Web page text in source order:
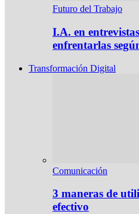
Futuro del Trabajo
I.A. en
enfrentarlas
Transformación Digital
Comunicación
3 maneras de
efectivo